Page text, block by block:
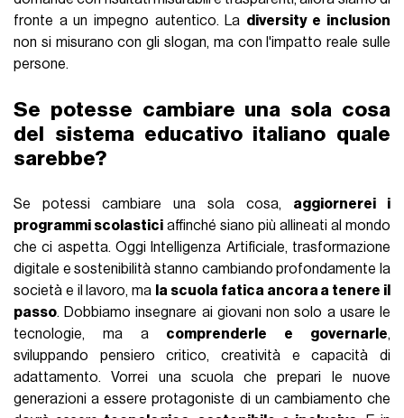
fronte a un impegno autentico. La diversity e inclusion
non si misurano con gli slogan, ma con l'impatto reale sulle
persone.
Se potesse cambiare una sola cosa
del sistema educativo italiano quale
sarebbe?
Se potessi cambiare una sola cosa, aggiornerei i
programmi scolastici affinché siano più allineati al mondo
che ci aspetta. Oggi Intelligenza Artificiale, trasformazione
digitale e sostenibilità stanno cambiando profondamente la
società e il lavoro, ma la scuola fatica ancora a tenere il
passo. Dobbiamo insegnare ai giovani non solo a usare le
tecnologie, ma a comprenderle e governarle,
sviluppando pensiero critico, creatività e capacità di
adattamento. Vorrei una scuola che prepari le nuove
generazioni a essere protagoniste di un cambiamento che